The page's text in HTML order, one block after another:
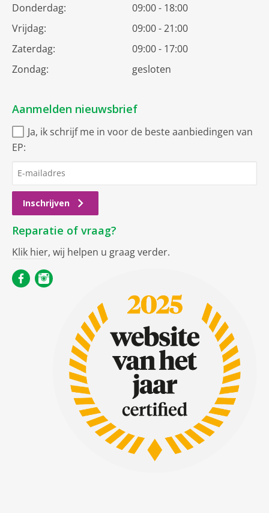
Donderdag:
09:00 - 18:00
Vrijdag:
09:00 - 21:00
Zaterdag:
09:00 - 17:00
Zondag:
gesloten
Aanmelden nieuwsbrief
Ja, ik schrijf me in voor de beste aanbiedingen van
EP:
Inschrijven
Reparatie of vraag?
Klik hier, wij helpen u graag verder.